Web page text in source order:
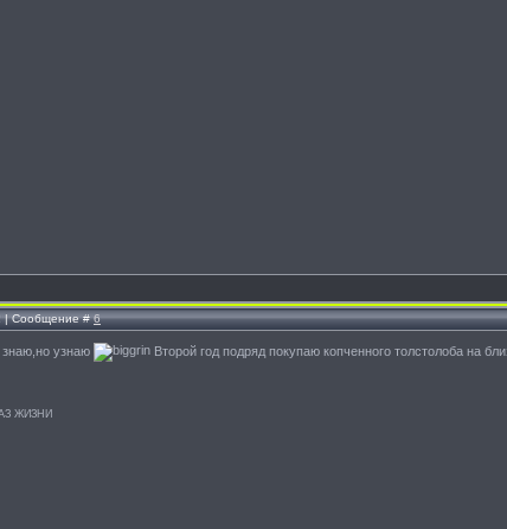
| Сообщение #6
знаю,но узнаю
Второй год подряд покупаю копченного толстолоба на
ЖИЗНИ